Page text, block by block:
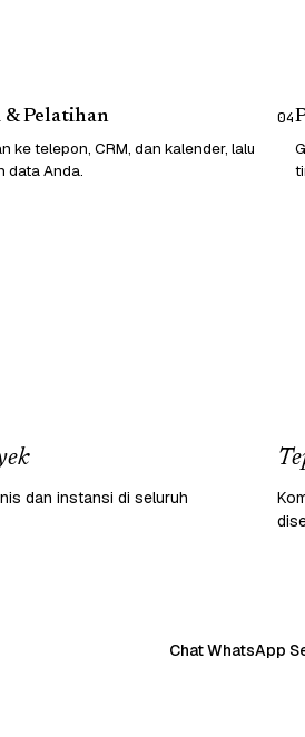
Pelatihan
ke telepon, CRM, dan kalender, lalu
data Anda.
04
dan instansi di seluruh
Chat WhatsApp